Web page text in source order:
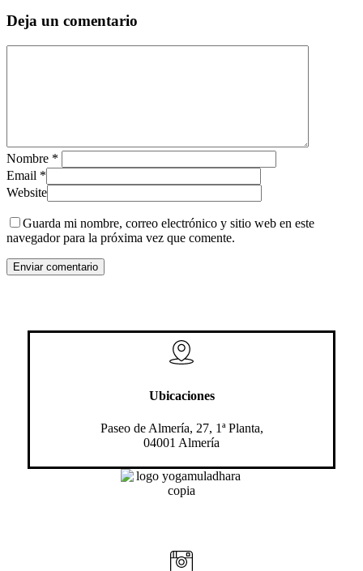
Deja un comentario
Nombre *
Email *
Website
Guarda mi nombre, correo electrónico y sitio web en este
navegador para la próxima vez que comente.
Ubicaciones
Paseo de Almería, 27, 1ª Planta,
04001 Almería